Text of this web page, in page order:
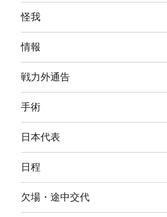
怪我
情報
戦力外通告
手術
日本代表
日程
欠場・途中交代